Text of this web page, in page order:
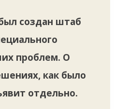
создан штаб
проблем. О
как было
отдельно.